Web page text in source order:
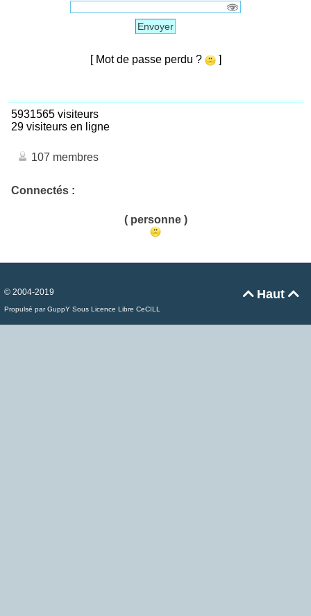
Envoyer
[ Mot de passe perdu ? ]
5931565 visiteurs
29 visiteurs en ligne
107 membres
Connectés :
( personne )
Haut 
© 2004-2019
Propulsé par GuppY Sous Licence Libre CeCILL